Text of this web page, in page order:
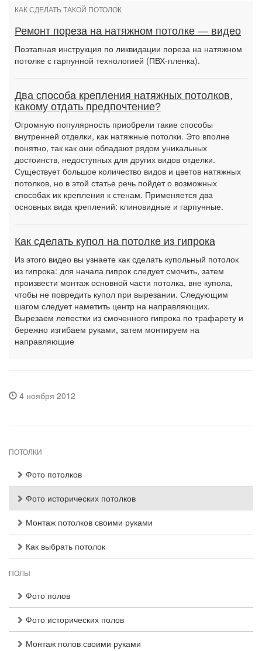
КАК СДЕЛАТЬ ТАКОЙ ПОТОЛОК
Ремонт пореза на натяжном потолке — видео
Поэтапная инструкция по ликвидации пореза на натяжном
потолке с гарпунной технологией (ПВХ-пленка).
Два способа крепления натяжных потолков,
какому отдать предпочтение?
Огромную популярность приобрели такие способы
внутренней отделки, как натяжные потолки. Это вполне
понятно, так как они обладают рядом уникальных
достоинств, недоступных для других видов отделки.
Существует большое количество видов и цветов натяжных
потолков, но в этой статье речь пойдет о возможных
способах их крепления к стенам. Применяется два
основных вида креплений: клиновидные и гарпунные.
Как сделать купол на потолке из гипрока
Из этого видео вы узнаете как сделать купольный потолок
из гипрока: для начала гипрок следует смочить, затем
произвести монтаж основной части потолка, вне купола,
чтобы не повредить купол при вырезании. Следующим
шагом следует наметить центр на направляющих.
Вырезаем лепестки из смоченного гипрока по трафарету и
бережно изгибаем руками, затем монтируем на
направляющие
4 ноября 2012
ПОТОЛКИ
Фото потолков
Фото исторических потолков
Монтаж потолков своими руками
Как выбрать потолок
ПОЛЫ
Фото полов
Фото исторических полов
Монтаж полов своими руками